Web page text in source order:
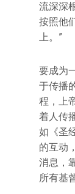
流深深
按照他
上。”
要成为
于传播
程，上
着人传
如《圣
的互动
消息，
所有基